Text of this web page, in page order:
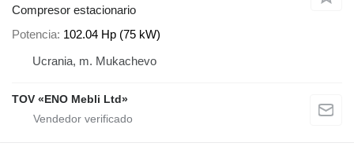
Compresor estacionario
Potencia 102.04 Hp (75 kW)
Ucrania, m. Mukachevo
TOV «ENO Mebli Ltd»